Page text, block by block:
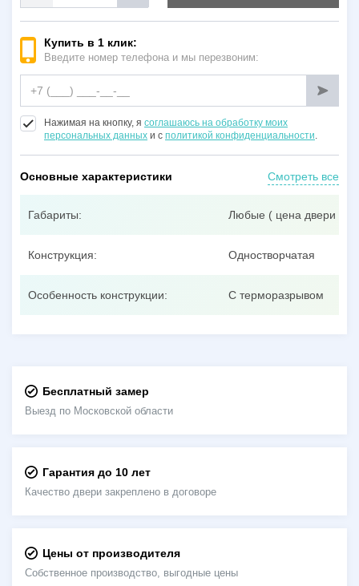
Купить в 1 клик:
Введите номер телефона и мы перезвоним:
Нажимая на кнопку, я соглашаюсь на обработку моих
персональных данных и с политикой конфиденциальности.
Основные характеристики Смотреть все
Габариты: Любые ( цена двери
Конструкция: Одностворчатая
Особенность конструкции: С терморазрывом
Бесплатный замер
Выезд по Московской области
Гарантия до 10 лет
Качество двери закреплено в договоре
Цены от производителя
Собственное производство, выгодные цены